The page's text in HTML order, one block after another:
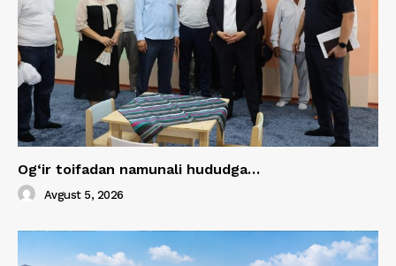
Og‘ir toifadan namunali hududga…
Avgust 5, 2026